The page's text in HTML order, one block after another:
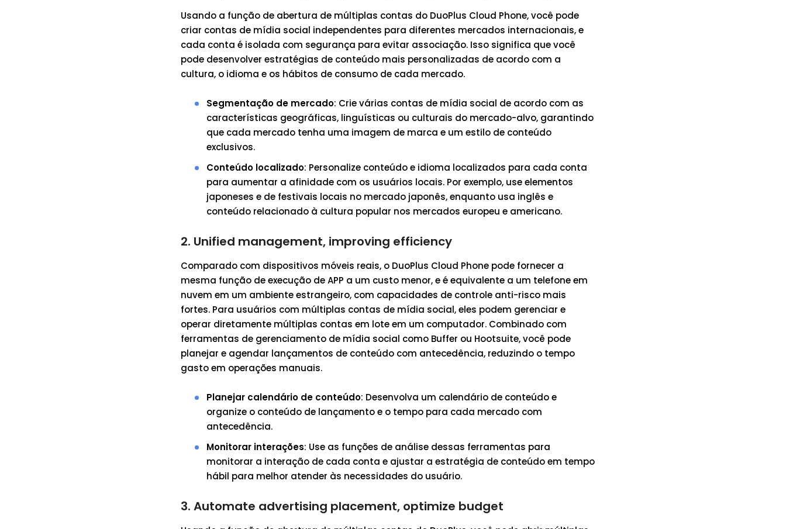
Usando a função de abertura de múltiplas contas do DuoPlus Cloud Phone, você pode
criar contas de mídia social independentes para diferentes mercados internacionais, e
cada conta é isolada com segurança para evitar associação. Isso significa que você
pode desenvolver estratégias de conteúdo mais personalizadas de acordo com a
cultura, o idioma e os hábitos de consumo de cada mercado.
Segmentação de mercado: Crie várias contas de mídia social de acordo com as
características geográficas, linguísticas ou culturais do mercado-alvo, garantindo
que cada mercado tenha uma imagem de marca e um estilo de conteúdo
exclusivos.
Conteúdo localizado: Personalize conteúdo e idioma localizados para cada conta
para aumentar a afinidade com os usuários locais. Por exemplo, use elementos
japoneses e de festivais locais no mercado japonês, enquanto usa inglês e
conteúdo relacionado à cultura popular nos mercados europeu e americano.
2. Unified management, improving efficiency
Comparado com dispositivos móveis reais, o DuoPlus Cloud Phone pode fornecer a
mesma função de execução de APP a um custo menor, e é equivalente a um telefone em
nuvem em um ambiente estrangeiro, com capacidades de controle anti-risco mais
fortes. Para usuários com múltiplas contas de mídia social, eles podem gerenciar e
operar diretamente múltiplas contas em lote em um computador. Combinado com
ferramentas de gerenciamento de mídia social como Buffer ou Hootsuite, você pode
planejar e agendar lançamentos de conteúdo com antecedência, reduzindo o tempo
gasto em operações manuais.
Planejar calendário de conteúdo: Desenvolva um calendário de conteúdo e
organize o conteúdo de lançamento e o tempo para cada mercado com
antecedência.
Monitorar interações: Use as funções de análise dessas ferramentas para
monitorar a interação de cada conta e ajustar a estratégia de conteúdo em tempo
hábil para melhor atender às necessidades do usuário.
3. Automate advertising placement, optimize budget